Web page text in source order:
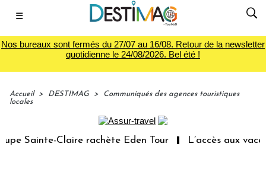
☰
Nos bureaux sont fermés du 27/07 au 16/08. Retour de la newsletter
quotidienne le 24/08/2026. Bel été !
Accueil > DESTIMAG >
Communiqués des agences touristiques
locales
Sainte-Claire rachète Eden Tour L’accès aux